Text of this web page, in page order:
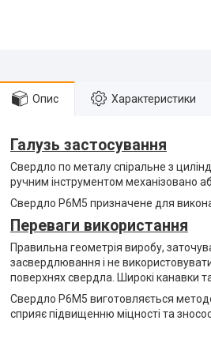
Опис Характеристики
Галузь застосування
Свердло по металу спіральне з
ручним інструментом механізовано
Свердло Р6М5 призначене для
Переваги використання
Правильна геометрія виробу,
засвердлювання і не
поверхнях свердла. Широкі канавки
Свердло Р6М5 виготовляється
сприяє підвищенню міцності та